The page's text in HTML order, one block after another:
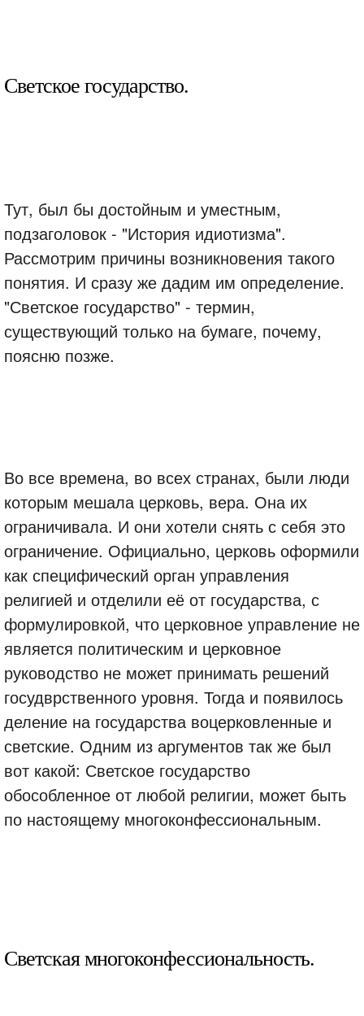
Светское государство.
Тут, был бы достойным и уместным,
подзаголовок - "История идиотизма".
Рассмотрим причины возникновения такого
понятия. И сразу же дадим им определение.
"Светское государство" - термин,
существующий только на бумаге, почему,
поясню позже.
Во все времена, во всех странах, были люди
которым мешала церковь, вера. Она их
ограничивала. И они хотели снять с себя это
ограничение. Официально, церковь оформили
как специфический орган управления
религией и отделили её от государства, с
формулировкой, что церковное управление не
является политическим и церковное
руководство не может принимать решений
госудврственного уровня. Тогда и появилось
деление на государства воцерковленные и
светские. Одним из аргументов так же был
вот какой: Светское государство
обособленное от любой религии, может быть
по настоящему многоконфессиональным.
Светская многоконфессиональность.